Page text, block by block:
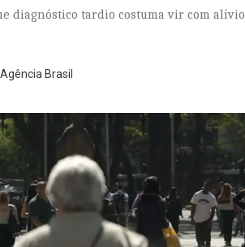
diagnóstico tardio costuma vir com alívio
Agência Brasil